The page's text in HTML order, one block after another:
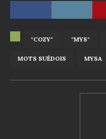
"COZY" "MYS"
MOTS SUÉDOIS MYSA